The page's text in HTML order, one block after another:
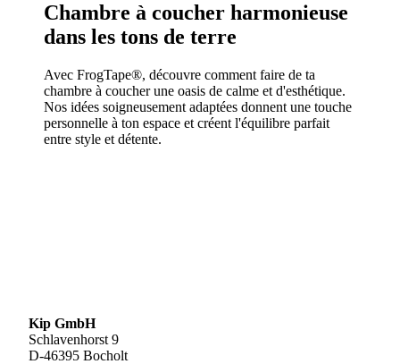
Chambre à coucher harmonieuse
dans les tons de terre
Avec FrogTape®, découvre comment faire de ta
chambre à coucher une oasis de calme et d'esthétique.
Nos idées soigneusement adaptées donnent une touche
personnelle à ton espace et créent l'équilibre parfait
entre style et détente.
Kip GmbH
Schlavenhorst 9
D-46395 Bocholt